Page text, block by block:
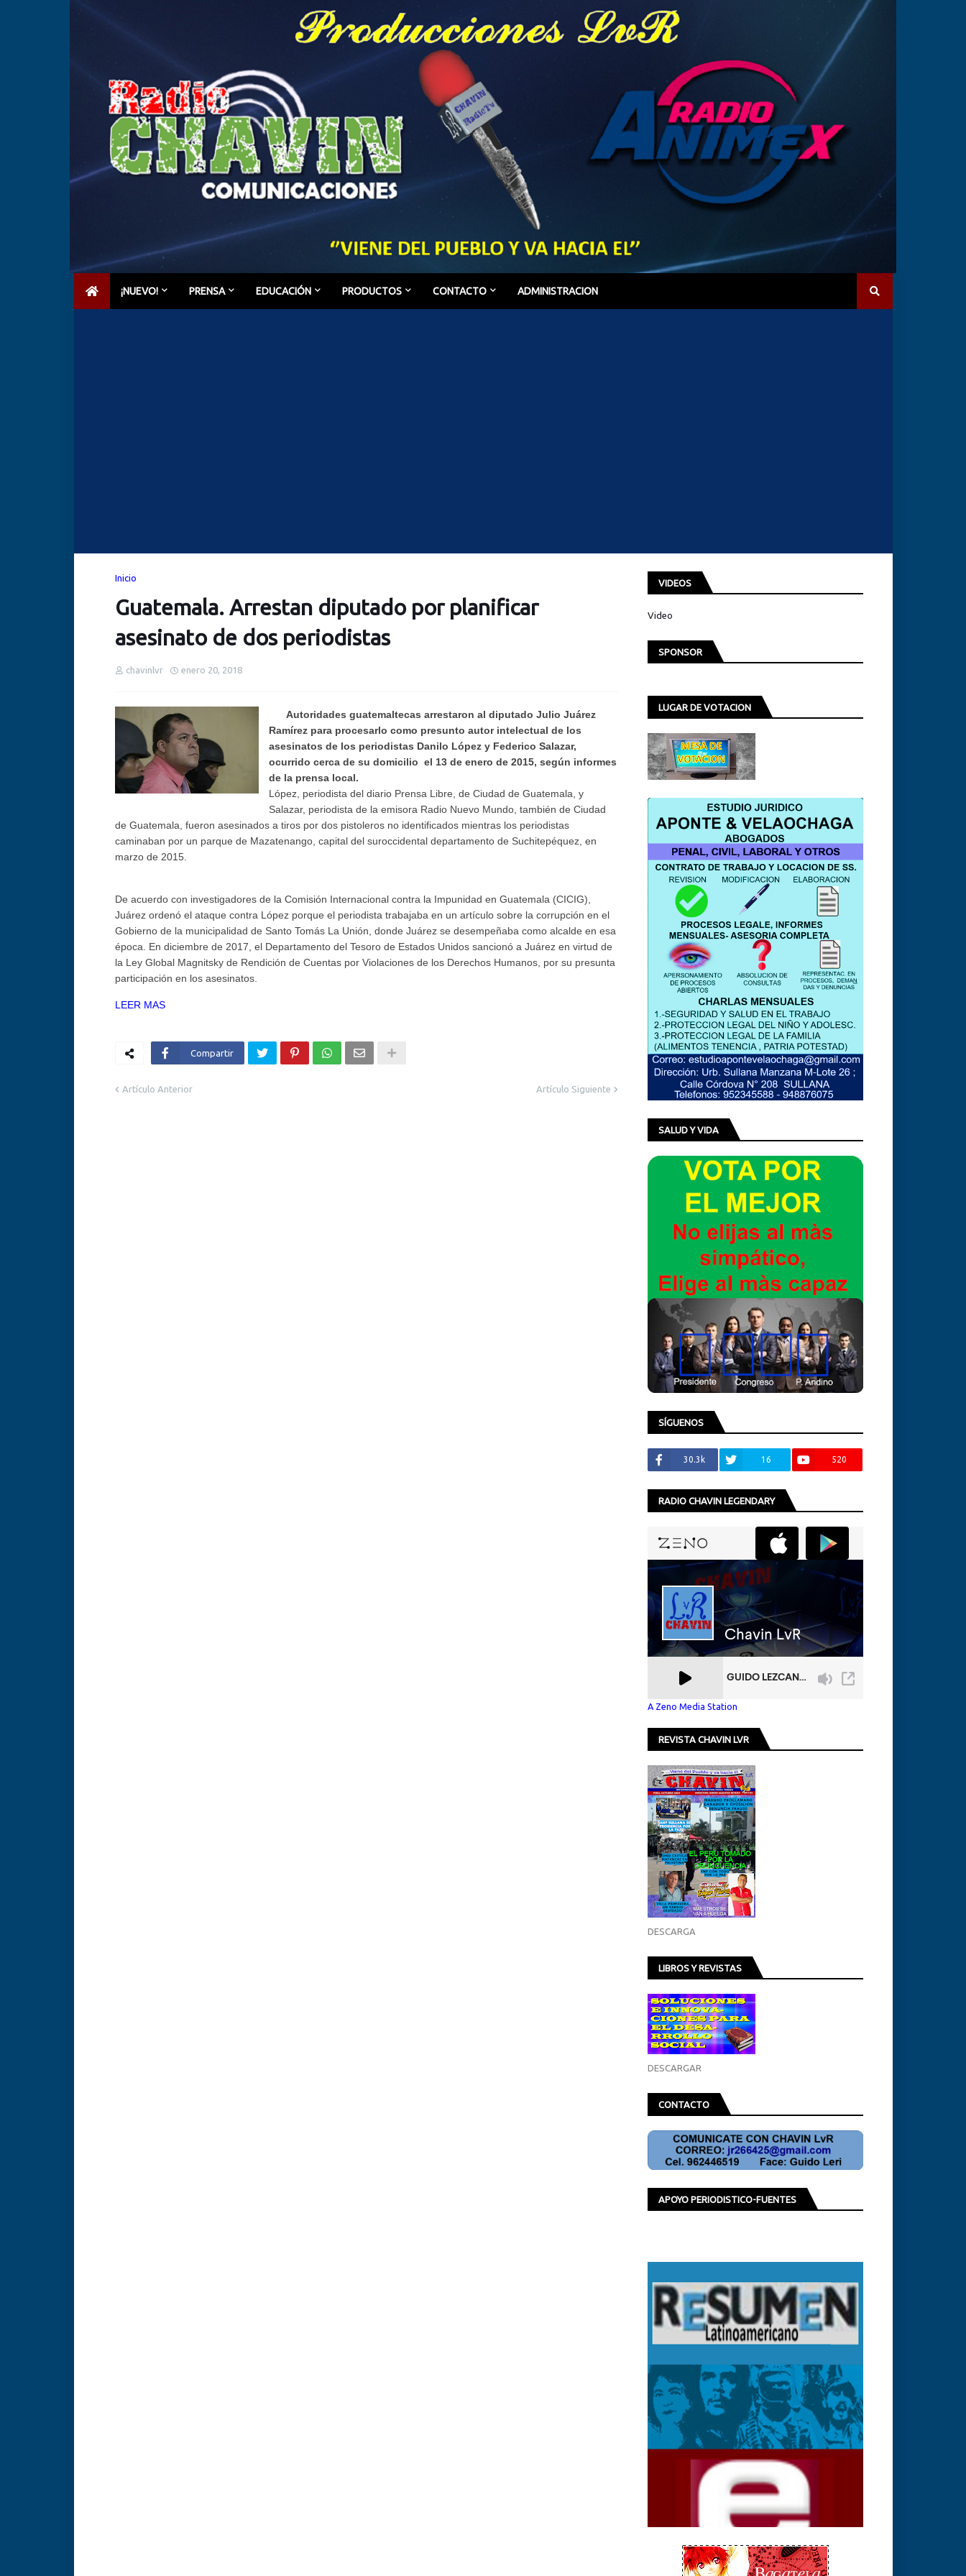
¡NUEVO! PRENSA EDUCACIÓN PRODUCTOS CONTACTO ADMINISTRACION
Inicio
Guatemala. Arrestan diputado por planificar
asesinato de dos periodistas
chavinlvr enero 20, 2018
Autoridades guatemaltecas arrestaron al diputado Julio Juárez
Ramírez para procesarlo como presunto autor intelectual de los
asesinatos de los periodistas Danilo López y Federico Salazar,
ocurrido cerca de su domicilio el 13 de enero de 2015, según informes
de la prensa local.
López, periodista del diario Prensa Libre, de Ciudad de Guatemala, y
Salazar, periodista de la emisora Radio Nuevo Mundo, también de Ciudad
de Guatemala, fueron asesinados a tiros por dos pistoleros no identificados mientras los periodistas
caminaban por un parque de Mazatenango, capital del suroccidental departamento de Suchitepéquez, en
marzo de 2015.
De acuerdo con investigadores de la Comisión Internacional contra la Impunidad en Guatemala (CICIG),
Juárez ordenó el ataque contra López porque el periodista trabajaba en un artículo sobre la corrupción en el
Gobierno de la municipalidad de Santo Tomás La Unión, donde Juárez se desempeñaba como alcalde en esa
época. En diciembre de 2017, el Departamento del Tesoro de Estados Unidos sancionó a Juárez en virtud de
la Ley Global Magnitsky de Rendición de Cuentas por Violaciones de los Derechos Humanos, por su presunta
participación en los asesinatos.
LEER MAS
Compartir
Artículo Anterior Artículo Siguiente
VIDEOS
Video
SPONSOR
LUGAR DE VOTACION
SALUD Y VIDA
SÍGUENOS
30.3k 16 520
RADIO CHAVIN LEGENDARY
A Zeno Media Station
REVISTA CHAVIN LVR
DESCARGA
LIBROS Y REVISTAS
DESCARGAR
CONTACTO
APOYO PERIODISTICO-FUENTES